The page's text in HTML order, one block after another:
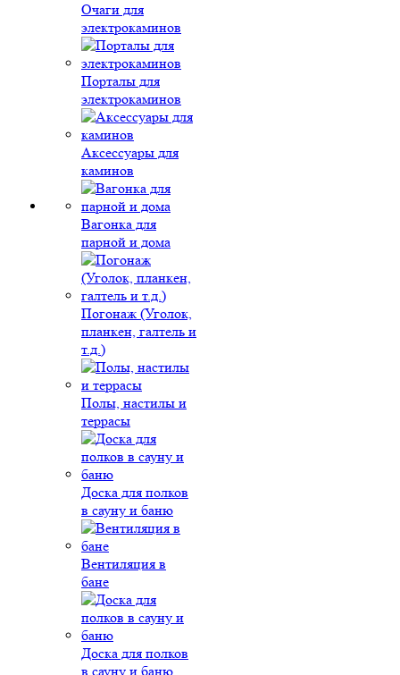
Очаги для
электрокаминов
Порталы для
электрокаминов
Аксессуары для
каминов
Вагонка для
парной и дома
Погонаж (Уголок,
планкен, галтель и
т.д.)
Полы, настилы и
террасы
Доска для полков
в сауну и баню
Вентиляция в
бане
Доска для полков
в сауну и баню